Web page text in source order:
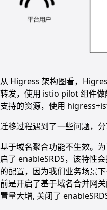
从 Higress 架构图看，
转发，使用 istio pilot 组件
支持的资源，使用
迁移过程遇到了一些问题，
基于域名聚合功能不生效。
启了 enableSRDS，该特性
的配置，因为我们业务场景
前是开启了基于域名合并网
置量大增, 关闭了